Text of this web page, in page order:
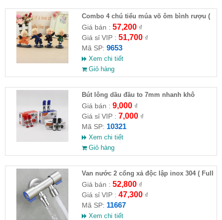
Combo 4 chú tiểu múa võ ôm bình rượu (
HĐ )
Giá bán : 57,200₫
Giá sỉ VIP : 51,700₫
Mã SP: 9653
Xem chi tiết
Giỏ hàng
Bút lông dầu đầu to 7mm nhanh khô
Giá bán : 9,000₫
Giá sỉ VIP : 7,000₫
Mã SP: 10321
Xem chi tiết
Giỏ hàng
Van nước 2 cổng xả độc lập inox 304 ( Full
VAT )
Giá bán : 52,800₫
Giá sỉ VIP : 47,300₫
Mã SP: 11667
Xem chi tiết